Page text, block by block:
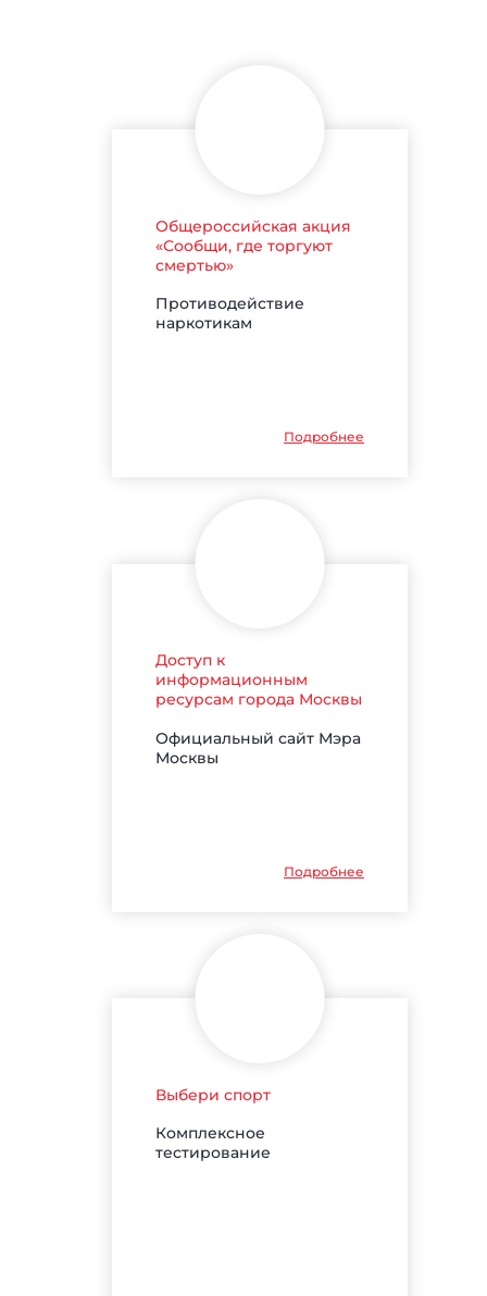
Общероссийская акция
«Сообщи, где торгуют
смертью»
Противодействие
наркотикам
Подробнее
Доступ к
информационным
ресурсам города Москвы
Официальный сайт Мэра
Москвы
Подробнее
Выбери спорт
Комплексное
тестирование